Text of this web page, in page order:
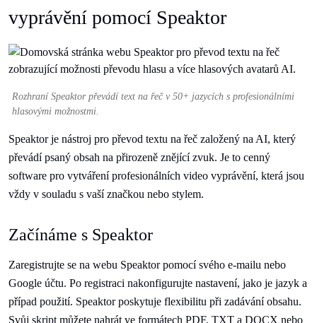
vyprávění pomocí Speaktor
Rozhraní Speaktor převádí text na řeč v 50+ jazycích s profesionálními
hlasovými možnostmi.
Speaktor je nástroj pro převod textu na řeč založený na AI, který
převádí psaný obsah na přirozeně znějící zvuk. Je to cenný
software pro vytváření profesionálních video vyprávění, která jsou
vždy v souladu s vaší značkou nebo stylem.
Začínáme s Speaktor
Zaregistrujte se na webu Speaktor pomocí svého e-mailu nebo
Google účtu. Po registraci nakonfigurujte nastavení, jako je jazyk a
případ použití. Speaktor poskytuje flexibilitu při zadávání obsahu.
Svůj skript můžete nahrát ve formátech PDF, TXT a DOCX nebo